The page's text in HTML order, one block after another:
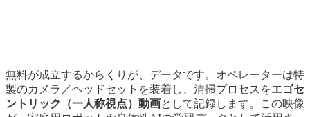
無料が成立するからくりが、データです。オペレーターは特
製のカメラ／ヘッドセットを装着し、清掃プロセスをエゴセ
ントリック（一人称視点）動画として記録します。この映像